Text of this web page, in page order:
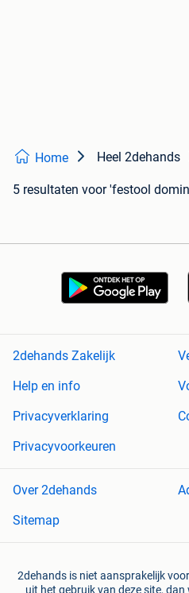
Home Heel 2dehands
5 resultaten voor 'festool
2dehands Zakelijk
Help en info
Privacyverklaring
Privacyvoorkeuren
Over 2dehands
Sitemap
2dehands is niet aansprakelijk
uit het gebruik van deze site,